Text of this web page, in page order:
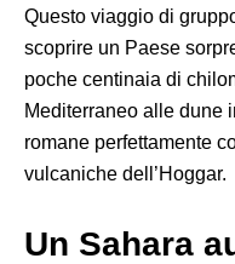
Questo viaggio di
scoprire un Paese
poche centinaia di
Mediterraneo alle dune
romane perfettamente
vulcaniche dell’Hoggar.
Un Sahara